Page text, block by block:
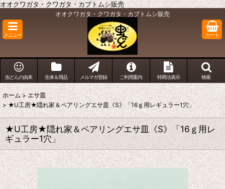
オオクワガタ・クワガタ・カブトムシ販売
オオクワガタ・クワガタ・カブトムシ販売
メニュー カート
虫どんの由来 生体＆用品 メルマガ登録 ご利用案内 特商法表示 検索
ホーム > エサ皿
> ★U工房★隠れ家＆ペアリングエサ皿《S》「16ｇ用レギュラー1穴」
★U工房★隠れ家＆ペアリングエサ皿《S》「16ｇ用レ
ギュラー1穴」